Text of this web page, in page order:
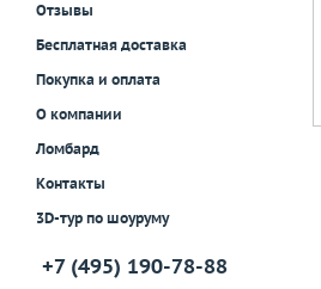
Отзывы
Бесплатная доставка
Покупка и оплата
О компании
Ломбард
Контакты
3D-тур по шоуруму
+7 (495) 190-78-88